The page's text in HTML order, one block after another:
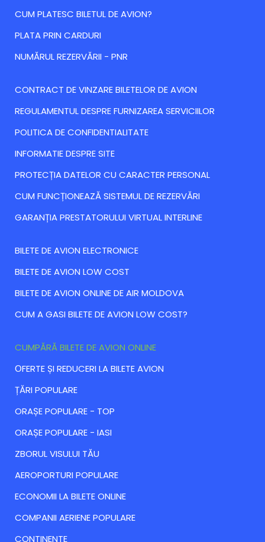
CUM PLATESC BILETUL DE AVION?
PLATA PRIN CARDURI
NUMĂRUL REZERVĂRII - PNR
CONTRACT DE VINZARE BILETELOR DE AVION
REGULAMENTUL DESPRE FURNIZAREA SERVICIILOR
POLITICA DE CONFIDENTIALITATE
INFORMATIE DESPRE SITE
PROTECȚIA DATELOR CU CARACTER PERSONAL
CUM FUNCȚIONEAZĂ SISTEMUL DE REZERVĂRI
GARANȚIA PRESTATORULUI VIRTUAL INTERLINE
BILETE DE AVION ELECTRONICE
BILETE DE AVION LOW COST
BILETE DE AVION ONLINE DE AIR MOLDOVA
CUM A GASI BILETE DE AVION LOW COST?
CUMPĂRĂ BILETE DE AVION ONLINE
ОFERTE ȘI REDUCERI LA BILETE AVION
ȚĂRI POPULARE
ORAȘE POPULARE - TOP
ORAȘE POPULARE - IASI
ZBORUL VISULUI TĂU
AEROPORTURI POPULARE
ECONOMII LA BILETE ONLINE
COMPANII AERIENE POPULARE
CONTINENTE